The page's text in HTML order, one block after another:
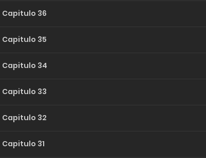
Capitulo 36
Capitulo 35
Capitulo 34
Capitulo 33
Capitulo 32
Capitulo 31